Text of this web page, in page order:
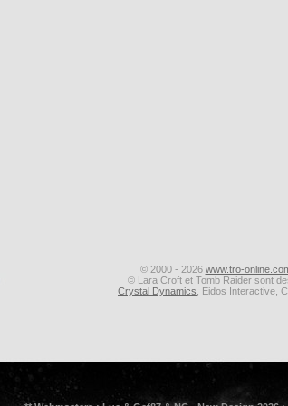
© 2000 - 2026 www.tro-
© Lara Croft et Tomb Raider sont
Crystal Dynamics , Eidos Interactive,